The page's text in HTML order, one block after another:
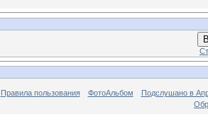
Правила пользования ФотоАльбом
Подслушано в